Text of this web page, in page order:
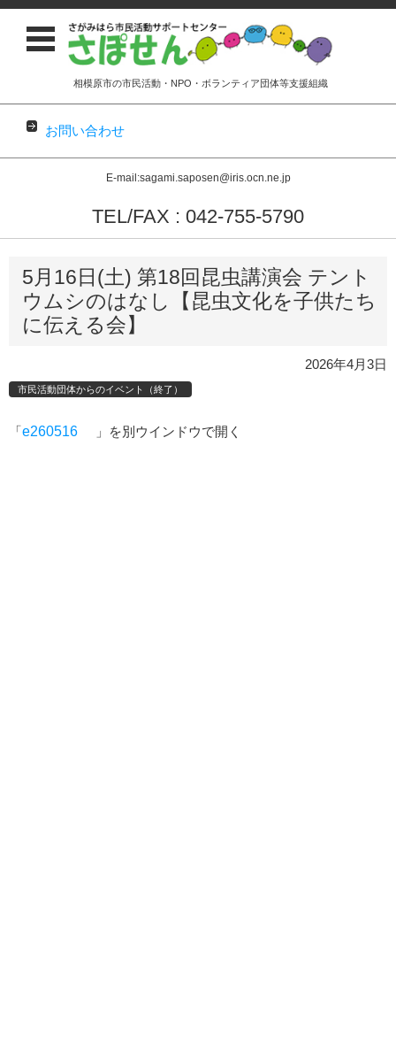
相模原市の市民活動・NPO・ボランティア団体等支援組織
お問い合わせ
E-mail:sagami.saposen@iris.ocn.ne.jp
TEL/FAX : 042-755-5790
コンテンツに移動
5月16日(土) 第18回昆虫講演会 テント
ウムシのはなし【昆虫文化を子供たち
に伝える会】
2026年4月3日
市民活動団体からのイベント（終了）
「e260516 」を別ウインドウで開く